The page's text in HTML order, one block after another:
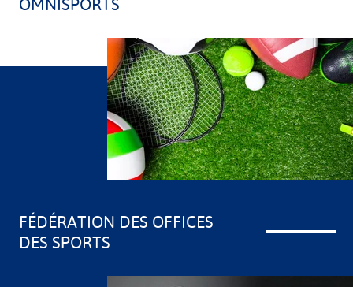
OMNISPORTS
FÉDÉRATION DES OFFICES
DES SPORTS